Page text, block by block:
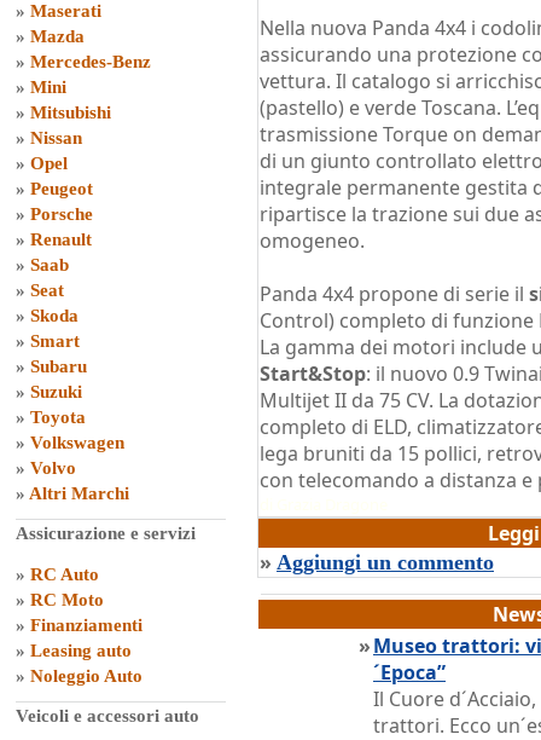
» Maserati
» Mazda
» Mercedes-Benz
» Mini
» Mitsubishi
» Nissan
» Opel
» Peugeot
» Porsche
» Renault
» Saab
» Seat
» Skoda
» Smart
» Subaru
» Suzuki
» Toyota
» Volkswagen
» Volvo
» Altri Marchi
Assicurazione e servizi
» RC Auto
» RC Moto
» Finanziamenti
» Leasing auto
» Noleggio Auto
Veicoli e accessori auto
Nella nuova Panda 4x4 i
assicurando una protezione
vettura. Il catalogo si
(pastello) e verde Toscana.
trasmissione Torque on
di un giunto controllato
integrale permanente gestita
ripartisce la trazione sui due
omogeneo.
Panda 4x4 propone di serie il
Control) completo di funzione
La gamma dei motori include
Start&Stop: il nuovo 0.9
Multijet II da 75 CV. La
completo di ELD,
lega bruniti da 15 pollici,
con telecomando a distanza
» Aggiungi un commento
»Museo trattori:
´Epoca”
Il Cuore
trattori. Ecco